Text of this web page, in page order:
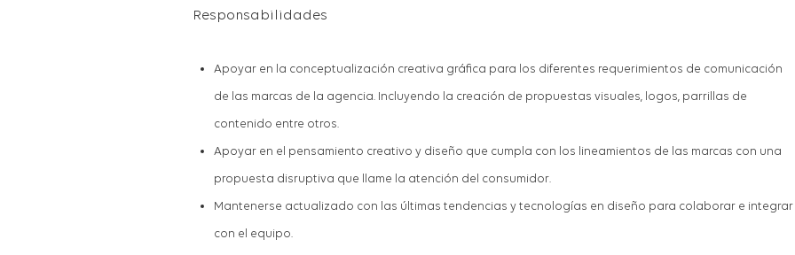
Responsabilidades
Apoyar en la conceptualización creativa gráfica para los diferentes requerimientos de comunicación
de las marcas de la agencia. Incluyendo la creación de propuestas visuales, logos, parrillas de
contenido entre otros.
Apoyar en el pensamiento creativo y diseño que cumpla con los lineamientos de las marcas con una
propuesta disruptiva que llame la atención del consumidor.
Mantenerse actualizado con las últimas tendencias y tecnologías en diseño para colaborar e integrar
con el equipo.